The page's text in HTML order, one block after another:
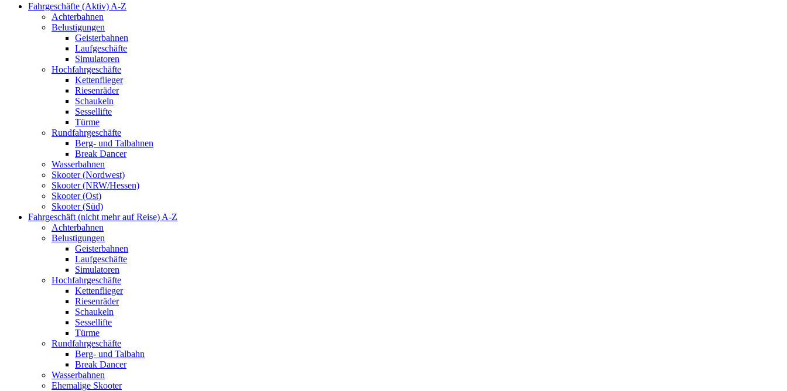
Fahrgeschäfte (Aktiv) A-Z
Achterbahnen
Belustigungen
Geisterbahnen
Laufgeschäfte
Simulatoren
Hochfahrgeschäfte
Kettenflieger
Riesenräder
Schaukeln
Sessellifte
Türme
Rundfahrgeschäfte
Berg- und Talbahnen
Break Dancer
Wasserbahnen
Skooter (Nordwest)
Skooter (NRW/Hessen)
Skooter (Ost)
Skooter (Süd)
Fahrgeschäft (nicht mehr auf Reise) A-Z
Achterbahnen
Belustigungen
Geisterbahnen
Laufgeschäfte
Simulatoren
Hochfahrgeschäfte
Kettenflieger
Riesenräder
Schaukeln
Sessellifte
Türme
Rundfahrgeschäfte
Berg- und Talbahn
Break Dancer
Wasserbahnen
Ehemalige Skooter